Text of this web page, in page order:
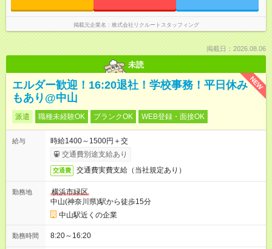
掲載元企業名 株式会社リクルートスタッフィング
掲載日：2026.08.06
未読
NEW
エルダー歓迎！16:20退社！学校事務！平日休み
もあり@中山
派遣 職種未経験OK ブランクOK WEB登録・面接OK
給与
時給1400～1500円＋交
交通費別途支給あり
交通費 交通費実費支給（当社規定あり）
勤務地
横浜市緑区
中山(神奈川県)駅から徒歩15分
中山駅近くの企業
勤務時間 8:20～16:20